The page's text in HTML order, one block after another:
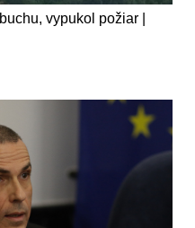
vypukol požiar |